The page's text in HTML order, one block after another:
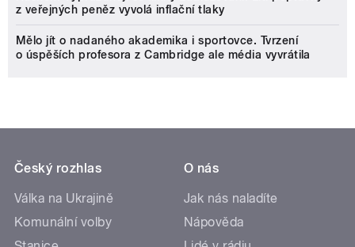
z veřejných peněz vyvolá inflační tlaky
Mělo jít o nadaného akademika i sportovce. Tvrzení
o úspěších profesora z Cambridge ale média vyvrátila
Český rozhlas
Válka na Ukrajině
Komunální volby
O nás
Jak nás naladíte
Nápověda